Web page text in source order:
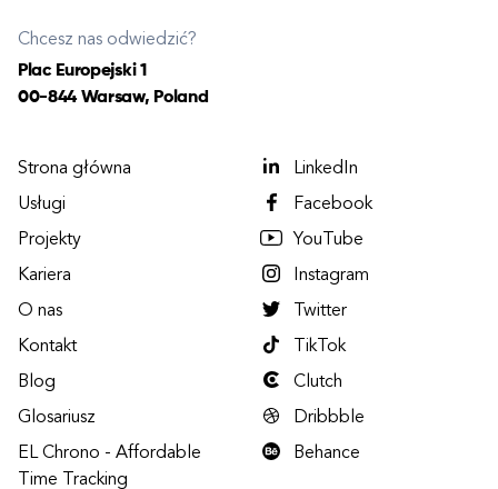
Chcesz nas odwiedzić?
Plac Europejski 1
00-844 Warsaw, Poland
Strona główna
Usługi
Projekty
Kariera
O nas
Kontakt
Blog
Glosariusz
EL Chrono - Affordable
Time Tracking
LinkedIn
Facebook
YouTube
Instagram
Twitter
TikTok
Clutch
Dribbble
Behance